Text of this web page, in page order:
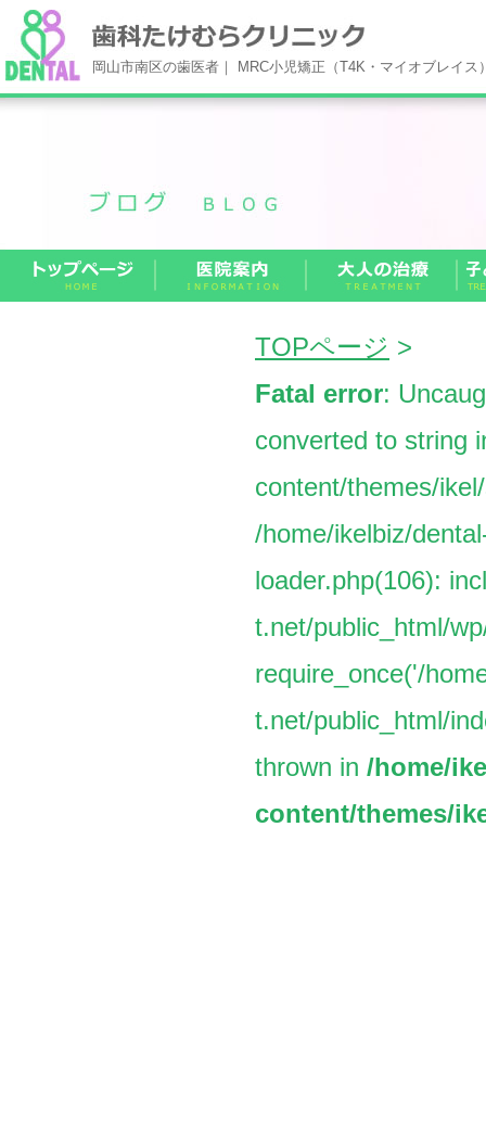
岡山市南区の歯医者｜ MRC小児矯正（T4K・マイオブレイ
TOPページ >
Fatal error:
converted to string
content/themes/
/home/ikelbiz/
loader.php(106):
t.net/public_html/
require_once('/
t.net/public_html/
thrown in /home/
content/themes/